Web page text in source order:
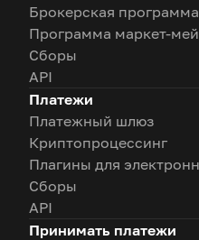
Брокерская программа
Программа маркет-
Сборы
API
Платежи
Платежный шлюз
Криптопроцессинг
Плагины для
Сборы
API
Принимать платежи